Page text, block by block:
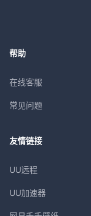
帮助
在线客服
常见问题
友情链接
UU远程
UU加速器